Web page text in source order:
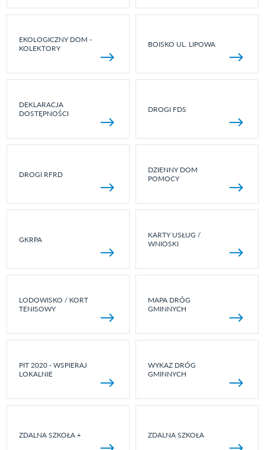
EKOLOGICZNY DOM -
KOLEKTORY
BOISKO UL. LIPOWA
DEKLARACJA
DOSTĘPNOŚCI
DROGI FDS
DROGI RFRD
DZIENNY DOM
POMOCY
GKRPA
KARTY USŁUG /
WNIOSKI
LODOWISKO / KORT
TENISOWY
MAPA DRÓG
GMINNYCH
PIT 2020 - WSPIERAJ
LOKALNIE
WYKAZ DRÓG
GMINNYCH
ZDALNA SZKOŁA + ZDALNA SZKOŁA